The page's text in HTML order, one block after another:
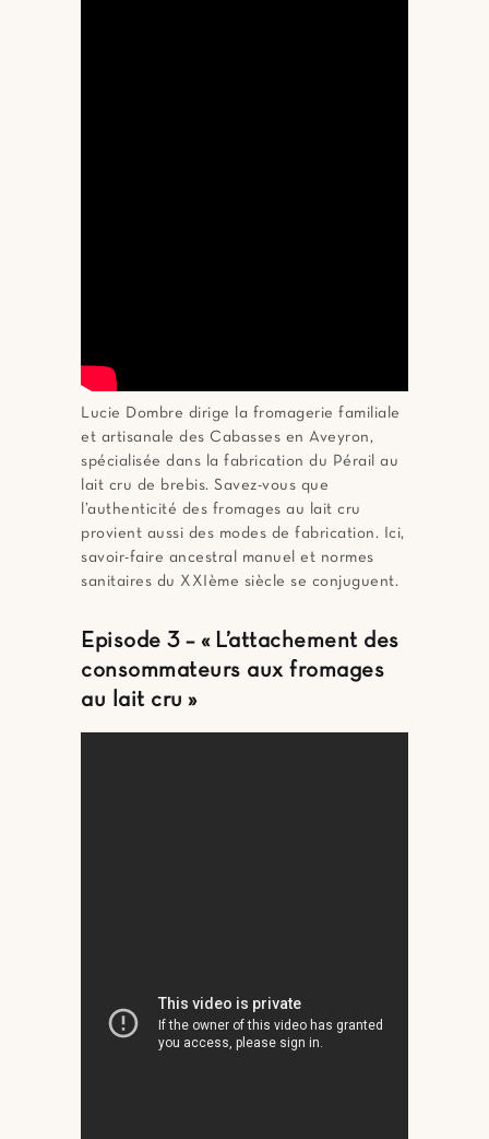
Lucie Dombre dirige la fromagerie familiale
et artisanale des Cabasses en Aveyron,
spécialisée dans la fabrication du Pérail au
lait cru de brebis. Savez-vous que
l’authenticité des fromages au lait cru
provient aussi des modes de fabrication. Ici,
savoir-faire ancestral manuel et normes
sanitaires du XXIème siècle se conjuguent.
Episode 3 – « L’attachement des
consommateurs aux fromages
au lait cru »